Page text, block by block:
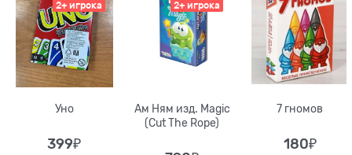
2+ игрока
Уно
399₽
2+ игрока
Ам Ням изд. Magic
(Cut The Rope)
7 гномов
180₽